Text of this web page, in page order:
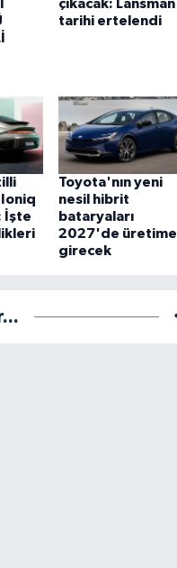
çıkacak: Lansman
tarihi ertelendi
İşte
Toyota'nın yeni
nesil hibrit
bataryaları
2027'de üretime
girecek